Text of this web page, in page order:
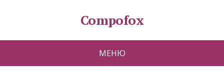
Compofox
МЕНЮ